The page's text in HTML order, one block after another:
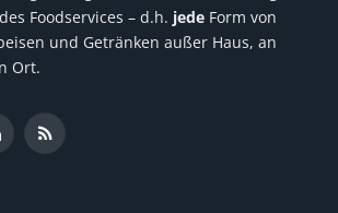
Foodservices – d.h. jede Form von
und Getränken außer Haus, an
Ort.
RSS